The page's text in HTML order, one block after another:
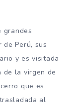
grandes
de Perú, sus
y es visitada
de la virgen de
que es
al